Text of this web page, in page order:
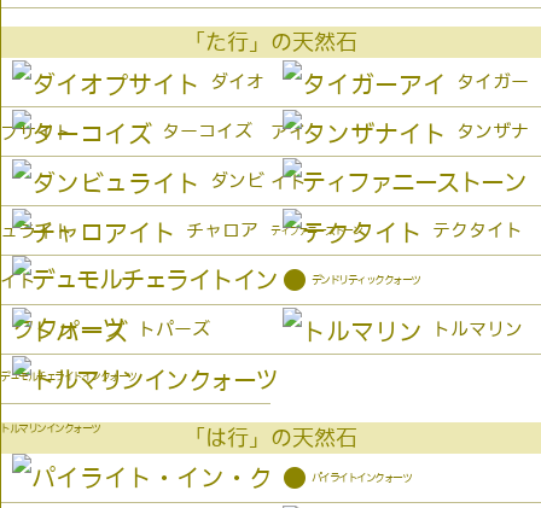
「た行」の天然石
ダイオ
プサイト
タイガー
アイ
ターコイズ タンザナ
イト
ダンビ
ュライト ティファニーストーン
チャロア
イト
テクタイト
デュモルチェライトインクォーツ
● デンドリティッククォーツ
トパーズ トルマリン
トルマリンインクォーツ 「は行」の天然石
● パイライトインクォーツ